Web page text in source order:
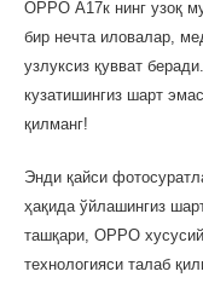
OPPO А17к нинг узоқ
бир нечта иловалар,
узлуксиз қувват
кузатишингиз шарт
қилманг!
Энди қайси
ҳақида ўйлашингиз
ташқари, OPPO
технологияси талаб